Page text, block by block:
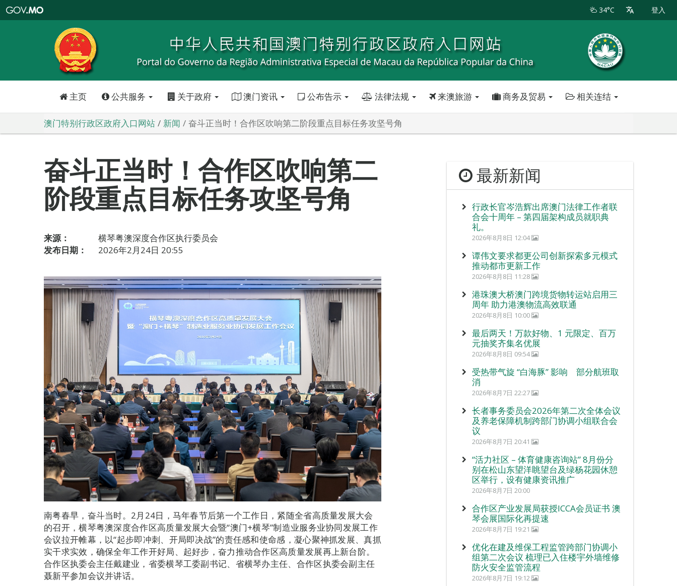
特
政
区
政
口
34°C 登入
主页 公共服务 关于政府 澳门资讯 公布告示 法律法规 来澳旅游 商务及贸易 相关连结
澳门特别行政区政府入口网站 新闻 奋斗正当时！合作区吹响第二阶段重点目标任务攻坚号角
奋斗正当时！合作区吹响第二
阶段重点目标任务攻坚号角
来源：
横琴粤澳深度合作区执行委员会
发布日期：
2026年2月24日 20:55
南粤春早，奋斗当时。2月24日，马年春节后第一个工作日，紧随全省高质量发展大会
的召开，横琴粤澳深度合作区高质量发展大会暨“澳门+横琴”制造业服务业协同发展工作
会议拉开帷幕，以“起步即冲刺、开局即决战”的责任感和使命感，凝心聚神抓发展、真抓
实干求实效，确保全年工作开好局、起好步，奋力推动合作区高质量发展再上新台阶。
合作区执委会主任戴建业，省委横琴工委副书记、省横琴办主任、合作区执委会副主任
聂新平参加会议并讲话。
最新新闻
行政长官岑浩辉出席澳门法律工作者联
合会十周年 – 第四届架构成员就职典
礼。
2026年8月8日 12:04
谭伟文要求都更公司创新探索多元模式
推动都市更新工作
2026年8月8日 11:28
港珠澳大桥澳门跨境货物转运站启用三
周年 助力港澳物流高效联通
2026年8月8日 10:00
最后两天！万款好物、1 元限定、百万
元抽奖齐集名优展
2026年8月8日 09:54
受热带气旋 “白海豚” 影响 部分航班取
消
2026年8月7日 22:27
长者事务委员会2026年第二次全体会议
及养老保障机制跨部门协调小组联合会
议
2026年8月7日 20:41
“活力社区 – 体育健康咨询站” 8月份分
别在松山东望洋眺望台及绿杨花园休憩
区举行，设有健康资讯推广
2026年8月7日 20:00
合作区产业发展局获授ICCA会员证书 澳
琴会展国际化再提速
2026年8月7日 19:21
优化在建及维保工程监管跨部门协调小
组第二次会议 梳理已入住楼宇外墙维修
防火安全监管流程
2026年8月7日 19:12